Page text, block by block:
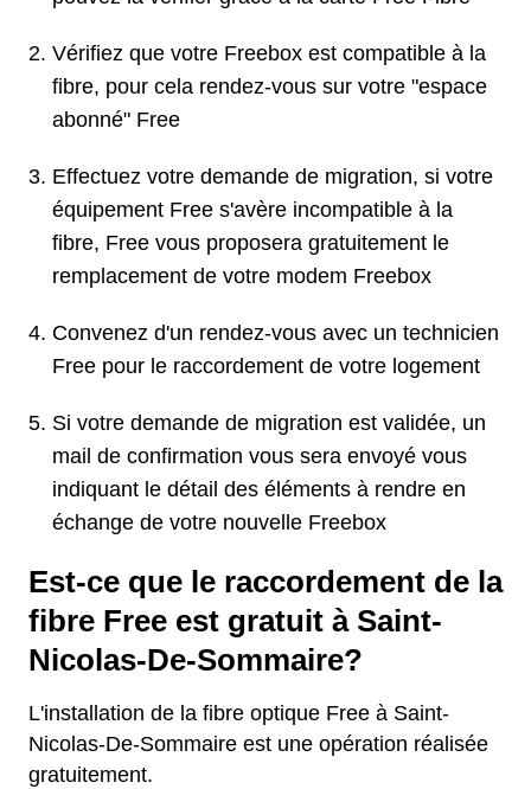
Vérifiez que votre Freebox est compatible à la
fibre, pour cela rendez-vous sur votre "espace
abonné" Free
Effectuez votre demande de migration, si votre
équipement Free s'avère incompatible à la
fibre, Free vous proposera gratuitement le
remplacement de votre modem Freebox
Convenez d'un rendez-vous avec un technicien
Free pour le raccordement de votre logement
Si votre demande de migration est validée, un
mail de confirmation vous sera envoyé vous
indiquant le détail des éléments à rendre en
échange de votre nouvelle Freebox
Est-ce que le raccordement de la
fibre Free est gratuit à Saint-
Nicolas-De-Sommaire?
L'installation de la fibre optique Free à Saint-
Nicolas-De-Sommaire est une opération réalisée
gratuitement.